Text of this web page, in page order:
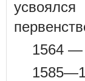
1564 —